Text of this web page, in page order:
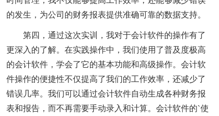
的发生，为公司的财务报表提供准确可靠的数据支持。
第四，通过这次实训，我对于会计软件的操作有了
更深入的了解。在实践操作中，我们使用了普及度极高
的会计软件，学会了它的基本功能和高级操作。会计软
件操作的便捷性不仅提高了我们的工作效率，还减少了
错误几率。我们可以通过会计软件自动生成各种财务报
表和报告，而不再需要手动录入和计算。会计软件的`使